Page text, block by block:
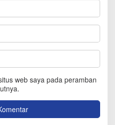
web saya pada peramban